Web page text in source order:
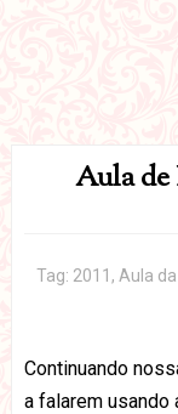
Aula de
Tag: 2011 , Aula
Continuando
a falarem usando